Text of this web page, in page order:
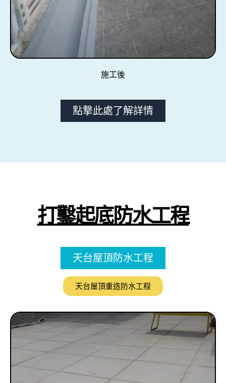
施工後
點撃此處了解詳情
打鑿起底防水工程
天台屋頂防水工程
天台屋頂重造防水工程